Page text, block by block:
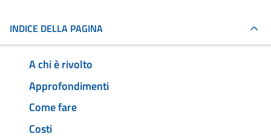
INDICE DELLA PAGINA
A chi è rivolto
Approfondimenti
Come fare
Costi